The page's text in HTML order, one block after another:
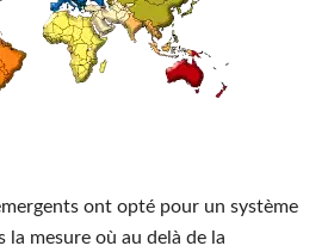
ont opté pour un système
la mesure où au delà de la